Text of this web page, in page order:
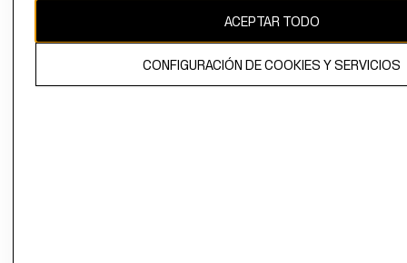
Chile ($)
ACEPTAR TODO
CONFIGURACIÓN DE COOKIES Y SERVICIOS